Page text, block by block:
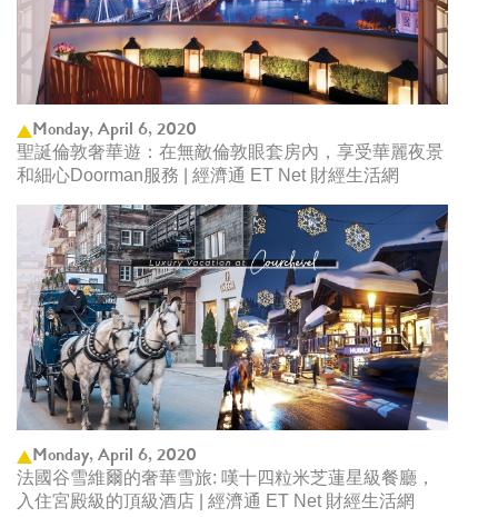
Monday, April 6, 2020
聖誕倫敦奢華遊：在無敵倫敦眼套房內，享受華麗夜景
和細心Doorman服務 | 經濟通 ET Net 財經生活網
Monday, April 6, 2020
法國谷雪維爾的奢華雪旅: 嘆十四粒米芝蓮星級餐廳，
入住宮殿級的頂級酒店 | 經濟通 ET Net 財經生活網